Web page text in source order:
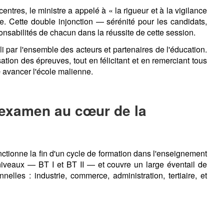
le ministre a appelé à « la rigueur et à la vigilance
Cette double injonction — sérénité pour les candidats,
de chacun dans la réussite de cette session.
l'ensemble des acteurs et partenaires de l'éducation.
des épreuves, tout en félicitant et en remerciant tous
l'école malienne.
au cœur de la
la fin d'un cycle de formation dans l'enseignement
— BT I et BT II — et couvre un large éventail de
: industrie, commerce, administration, tertiaire, et